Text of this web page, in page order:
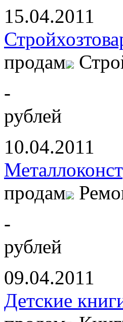
15.04.2011
продам
-
рублей
10.04.2011
продам
-
рублей
09.04.2011
Детские